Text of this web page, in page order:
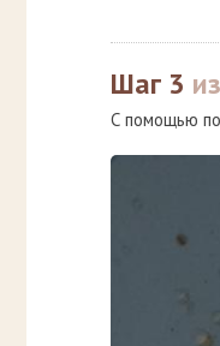
Шаг 3
С помощью